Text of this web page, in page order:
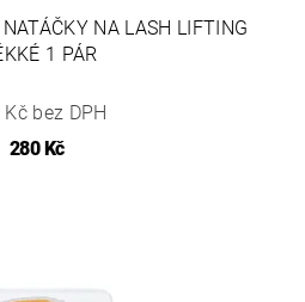
NA LASH LIFTING
1 PÁR
bez DPH
280 Kč